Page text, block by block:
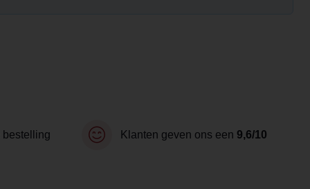
bestelling Klanten geven ons een 9,6/10